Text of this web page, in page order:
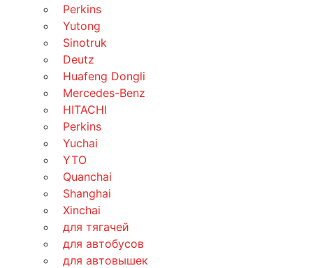
Perkins
Yutong
Sinotruk
Deutz
Huafeng Dongli
Mercedes-Benz
HITACHI
Perkins
Yuchai
YTO
Quanchai
Shanghai
Xinchai
для тягачей
для автобусов
для автовышек